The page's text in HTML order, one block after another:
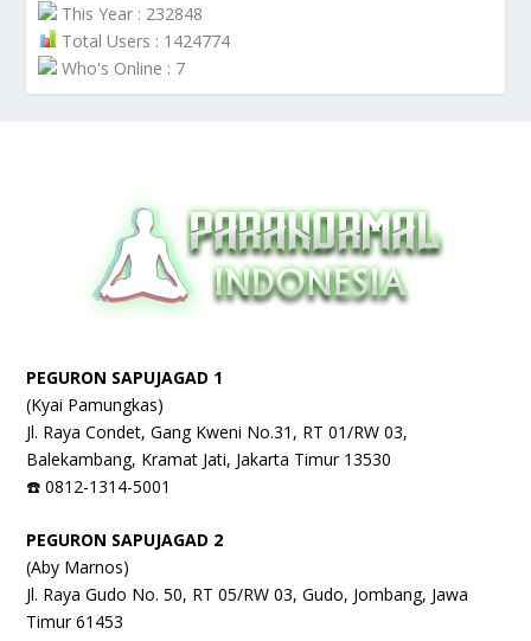
This Year : 232848
Total Users : 1424774
Who's Online : 7
PEGURON SAPUJAGAD 1
(Kyai Pamungkas)
Jl. Raya Condet, Gang Kweni No.31, RT 01/RW 03,
Balekambang, Kramat Jati, Jakarta Timur 13530
☎️ 0812-1314-5001
PEGURON SAPUJAGAD 2
(Aby Marnos)
Jl. Raya Gudo No. 50, RT 05/RW 03, Gudo, Jombang, Jawa
Timur 61453